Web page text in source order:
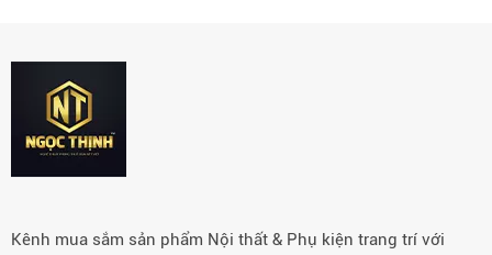
Kênh mua sắm sản phẩm Nội thất & Phụ kiện trang trí với